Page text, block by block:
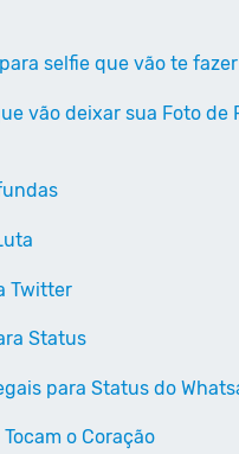
selfie que vão te
vão deixar sua Foto de
Twitter
Status
para Status do
o Coração